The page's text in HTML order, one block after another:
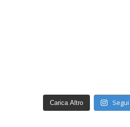
Carica Altro